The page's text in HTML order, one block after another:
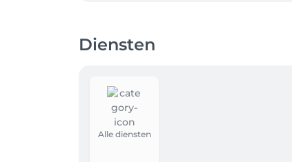
Onze salon ademt rust, stijl en een
Kom langs, laat je verwennen en
Diensten
Alle diensten